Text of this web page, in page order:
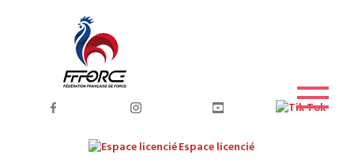
Espace licencié